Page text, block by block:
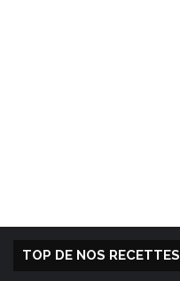
TOP DE NOS RECETTES